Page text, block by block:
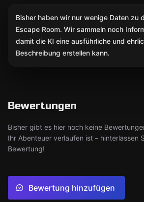
Bisher haben wir nur wenige Daten zu
Escape Room. Wir sammeln noch
damit die KI eine ausführliche und
Beschreibung erstellen kann.
Bewertungen
Bisher gibt es hier noch keine
Ihr Abenteuer verlaufen ist – hinterlassen
Bewertung!
Bewertung hinzufügen